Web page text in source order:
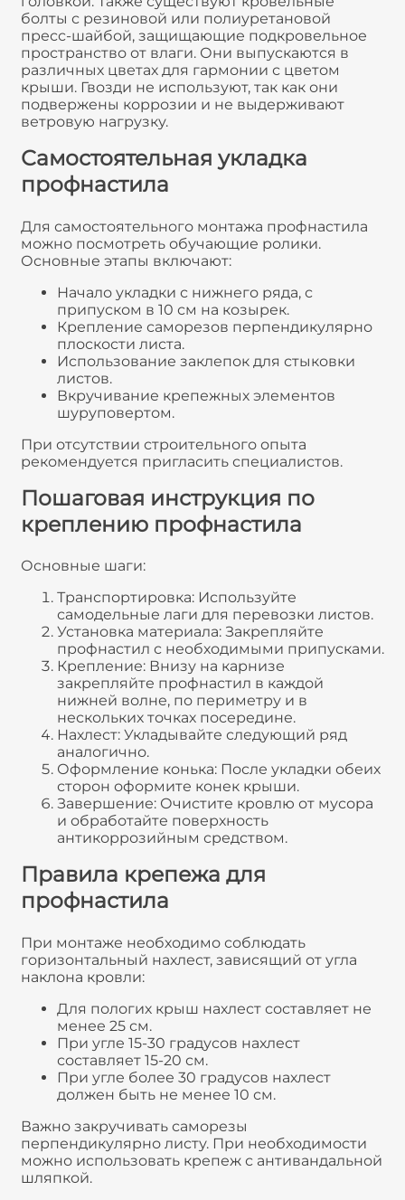
болты с резиновой или полиуретановой
пресс-шайбой, защищающие подкровельное
пространство от влаги. Они выпускаются в
различных цветах для гармонии с цветом
крыши. Гвозди не используют, так как они
подвержены коррозии и не выдерживают
ветровую нагрузку.
Самостоятельная укладка
профнастила
Для самостоятельного монтажа профнастила
можно посмотреть обучающие ролики.
Основные этапы включают:
Начало укладки с нижнего ряда, с
припуском в 10 см на козырек.
Крепление саморезов перпендикулярно
плоскости листа.
Использование заклепок для стыковки
листов.
Вкручивание крепежных элементов
шуруповертом.
При отсутствии строительного опыта
рекомендуется пригласить специалистов.
Пошаговая инструкция по
креплению профнастила
Основные шаги:
Транспортировка: Используйте
самодельные лаги для перевозки листов.
Установка материала: Закрепляйте
профнастил с необходимыми припусками.
Крепление: Внизу на карнизе
закрепляйте профнастил в каждой
нижней волне, по периметру и в
нескольких точках посередине.
Нахлест: Укладывайте следующий ряд
аналогично.
Оформление конька: После укладки обеих
сторон оформите конек крыши.
Завершение: Очистите кровлю от мусора
и обработайте поверхность
антикоррозийным средством.
Правила крепежа для
профнастила
При монтаже необходимо соблюдать
горизонтальный нахлест, зависящий от угла
наклона кровли:
Для пологих крыш нахлест составляет не
менее 25 см.
При угле 15-30 градусов нахлест
составляет 15-20 см.
При угле более 30 градусов нахлест
должен быть не менее 10 см.
Важно закручивать саморезы
перпендикулярно листу. При необходимости
можно использовать крепеж с антивандальной
шляпкой.